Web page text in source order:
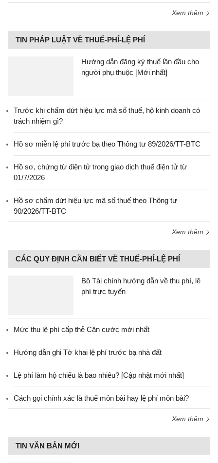
Xem thêm
TIN PHÁP LUẬT VỀ THUẾ-PHÍ-LỆ PHÍ
Hướng dẫn đăng ký thuế lần đầu cho
người phụ thuộc [Mới nhất]
Trước khi chấm dứt hiệu lực mã số thuế, hộ kinh doanh có
trách nhiệm gì?
Hồ sơ miễn lệ phí trước bạ theo Thông tư 89/2026/TT-BTC
Hồ sơ, chứng từ điện tử trong giao dịch thuế điện tử từ
01/7/2026
Hồ sơ chấm dứt hiệu lực mã số thuế theo Thông tư
90/2026/TT-BTC
Xem thêm
CÁC QUY ĐỊNH CẦN BIẾT VỀ THUẾ-PHÍ-LỆ PHÍ
Bộ Tài chính hướng dẫn về thu phí, lệ
phí trực tuyến
Mức thu lệ phí cấp thẻ Căn cước mới nhất
Hướng dẫn ghi Tờ khai lệ phí trước bạ nhà đất
Lệ phí làm hộ chiếu là bao nhiêu? [Cập nhật mới nhất]
Cách gọi chính xác là thuế môn bài hay lệ phí môn bài?
Xem thêm
TIN VĂN BẢN MỚI